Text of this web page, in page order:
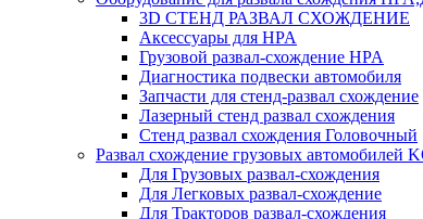
3D СТЕНД РАЗВАЛ СХОЖДЕНИЕ
Аксессуары для HPA
Грузовой развал-схождение HPA
Диагностика подвески автомобиля
Запчасти для стенд-развал схождение
Лазерный стенд развал схождения
Стенд развал схождения Головочный
Развал схождение грузовых автомобилей
Для Грузовых развал-схождения
Для Легковых развал-схождение
Для Тракторов развал-схождения